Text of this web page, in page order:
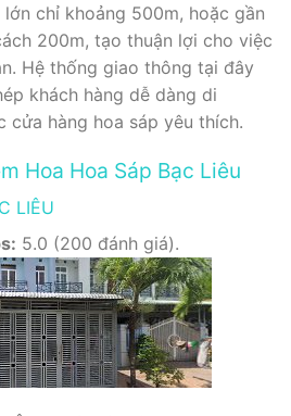
chỉ khoảng 500m, hoặc gần
200m, tạo thuận lợi cho việc
Hệ thống giao thông tại đây
khách hàng dễ dàng di
cửa hàng hoa sáp yêu thích.
Hoa Hoa Sáp Bạc Liêu
LIÊU
5.0 (200 đánh giá).